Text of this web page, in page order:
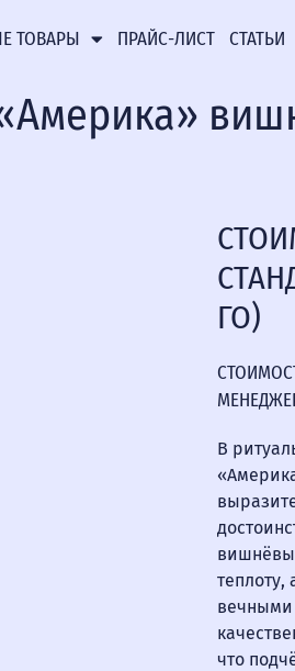
ТОВАРЫ ПРАЙС-ЛИСТ СТАТЬИ
ГО)
В
теплоту,
вечными
что